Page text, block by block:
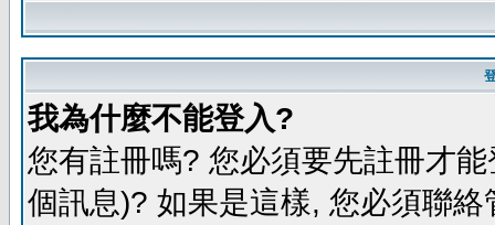
我為什麼不能登入?
您有註冊嗎? 您必須要先註冊才
個訊息)? 如果是這樣, 您必須聯